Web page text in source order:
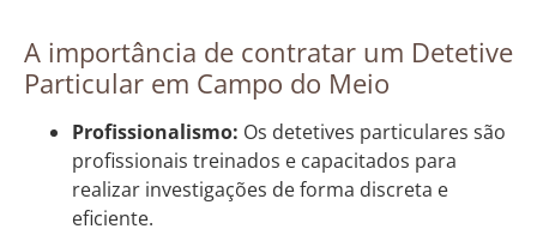
A importância de contratar um Detetive
Particular em Campo do Meio
Profissionalismo: Os detetives particulares são
profissionais treinados e capacitados para
realizar investigações de forma discreta e
eficiente.